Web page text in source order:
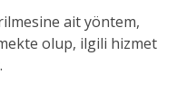
ait yöntem,
olup, ilgili hizmet